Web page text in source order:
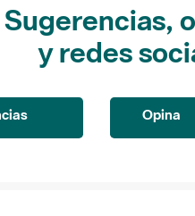
Sugerencias,
y redes
Opina